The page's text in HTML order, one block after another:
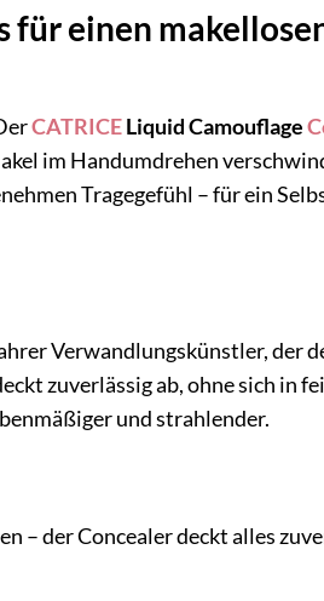
für einen
CATRICELiquid Camouflage
im Handumdrehen
Tragegefühl – für ein
Verwandlungskünstler, der
zuverlässig ab, ohne sich in
und strahlender.
– der Concealer deckt alles